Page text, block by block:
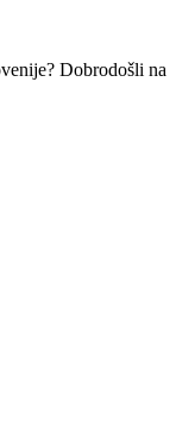
Dobrodošli na